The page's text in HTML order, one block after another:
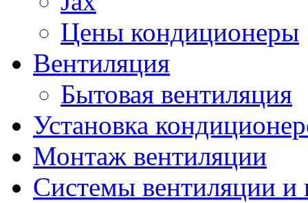
Цены кондиционеры
Вентиляция
Бытовая вентиляция
Установка
Монтаж вентиляции
Системы вентиляции и